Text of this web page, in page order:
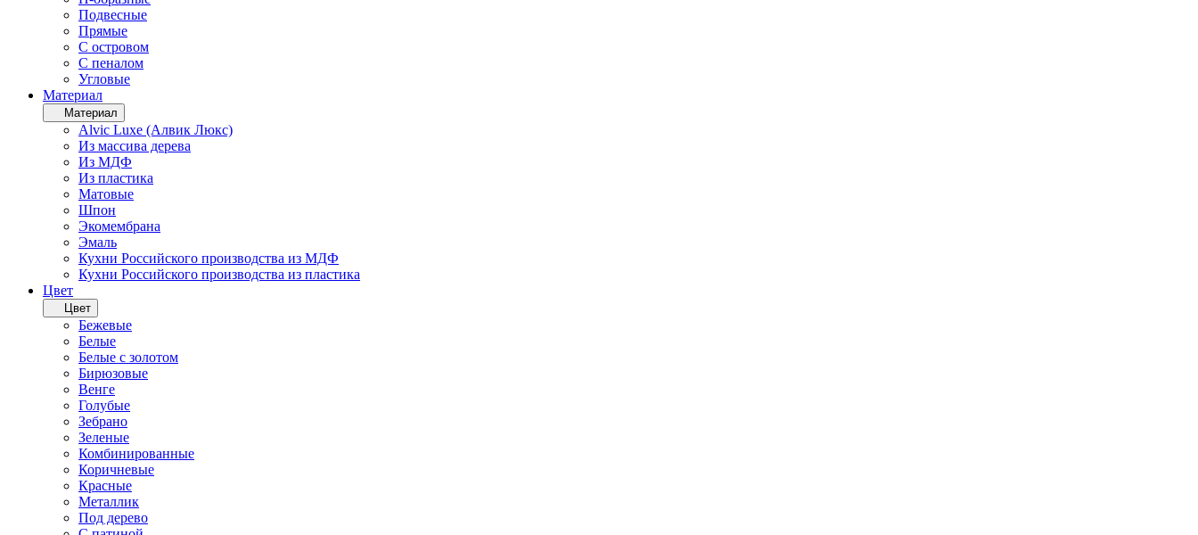
Подвесные
Прямые
С островом
С пеналом
Угловые
Материал
Материал
Alvic Luxe (Алвик Люкс)
Из массива дерева
Из МДФ
Из пластика
Матовые
Шпон
Экомембрана
Эмаль
Кухни Российского производства из МДФ
Кухни Российского производства из пластика
Цвет
Цвет
Бежевые
Белые
Белые с золотом
Бирюзовые
Венге
Голубые
Зебрано
Зеленые
Комбинированные
Коричневые
Красные
Металлик
Под дерево